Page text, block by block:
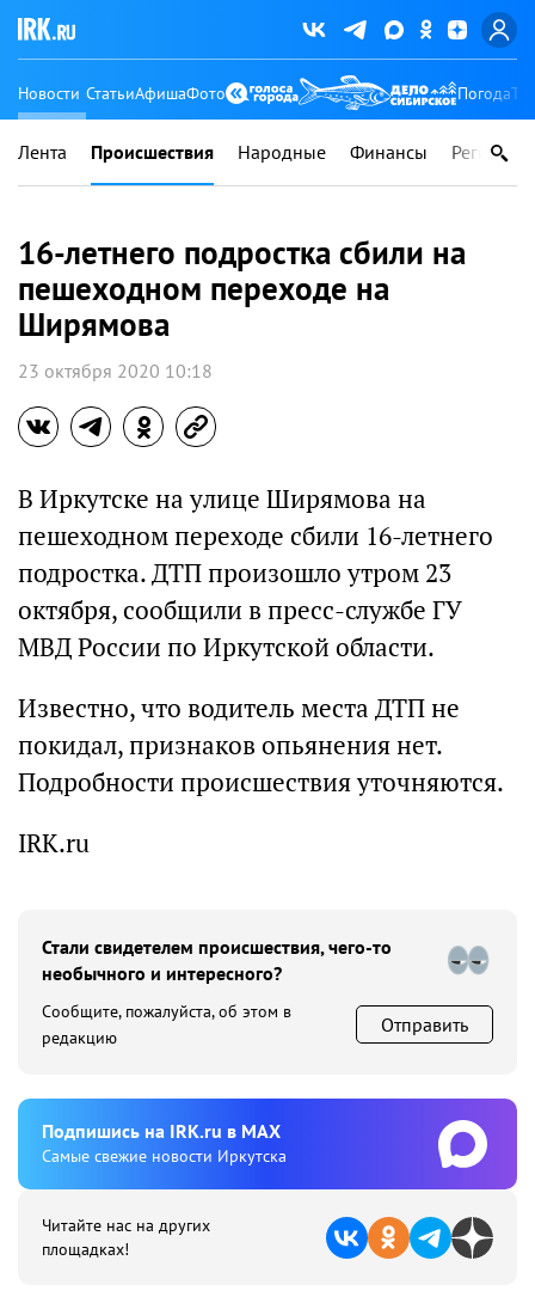
Новости СтатьиАфишаФото Погода
Лента Происшествия Народные Финансы Регионы
16-летнего подростка сбили на
пешеходном переходе на
Ширямова
23 октября 2020 10:18
В Иркутске на улице Ширямова на
пешеходном переходе сбили 16-летнего
подростка. ДТП произошло утром 23
октября, сообщили в пресс-службе ГУ
МВД России по Иркутской области.
Известно, что водитель места ДТП не
покидал, признаков опьянения нет.
Подробности происшествия уточняются.
IRK.ru
Стали свидетелем происшествия, чего-то
необычного и интересного?
Сообщите, пожалуйста, об этом в
редакцию
Отправить
Подпишиcь на IRK.ru в MAX
Cамые свежие новости Иркутска
Читайте нас на других
площадках!